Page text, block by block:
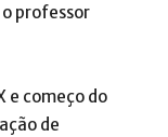
professor
e começo do
de